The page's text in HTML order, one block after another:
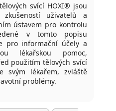
svící HOXI® jsou
uživatelů a
ústavem pro kontrolu
v tomto popisu
pro informační účely a
lékařskou pomoc,
použitím tělových svící
svým lékařem, zvláště
problémy.